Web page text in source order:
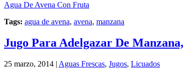
Agua De Avena Con Fruta
Tags: agua de avena, avena, manzana
Jugo Para Adelgazar De
25 marzo, 2014 | Aguas Frescas, Jugos, Licuados